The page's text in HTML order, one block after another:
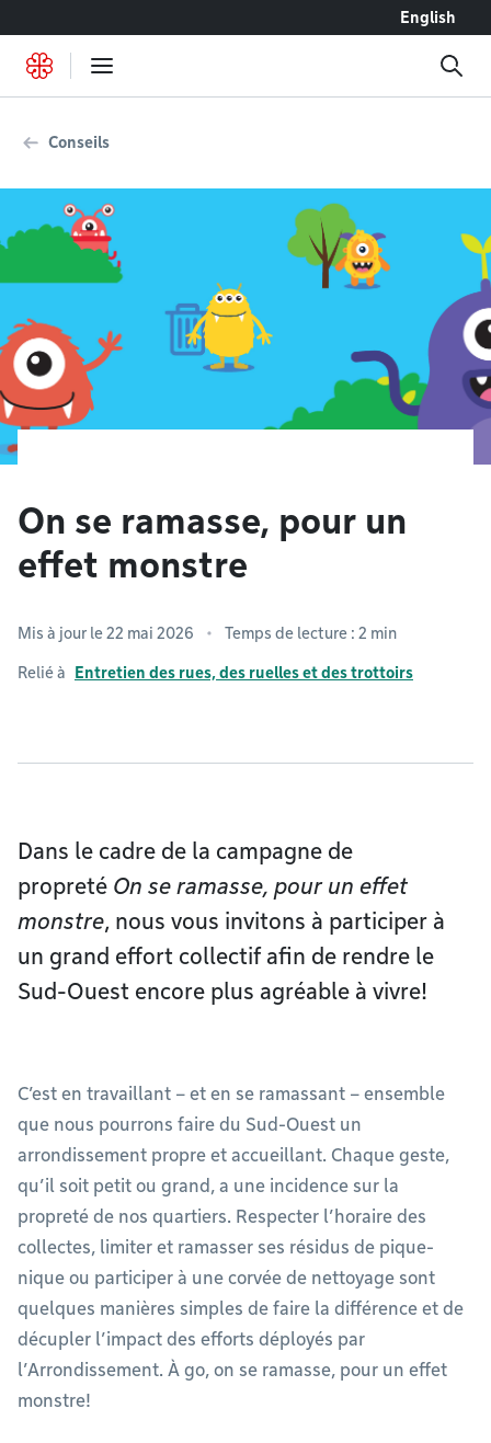
English
Conseils
On se ramasse, pour un
effet monstre
Mis à jour le 22 mai 2026 Temps de lecture : 2 min
Relié à Entretien des rues, des ruelles et des trottoirs
Dans le cadre de la campagne de
propreté On se ramasse, pour un effet
monstre, nous vous invitons à participer à
un grand effort collectif afin de rendre le
Sud-Ouest encore plus agréable à vivre!
C’est en travaillant – et en se ramassant – ensemble
que nous pourrons faire du Sud-Ouest un
arrondissement propre et accueillant. Chaque geste,
qu’il soit petit ou grand, a une incidence sur la
propreté de nos quartiers. Respecter l’horaire des
collectes, limiter et ramasser ses résidus de pique-
nique ou participer à une corvée de nettoyage sont
quelques manières simples de faire la différence et de
décupler l’impact des efforts déployés par
l’Arrondissement. À go, on se ramasse, pour un effet
monstre!